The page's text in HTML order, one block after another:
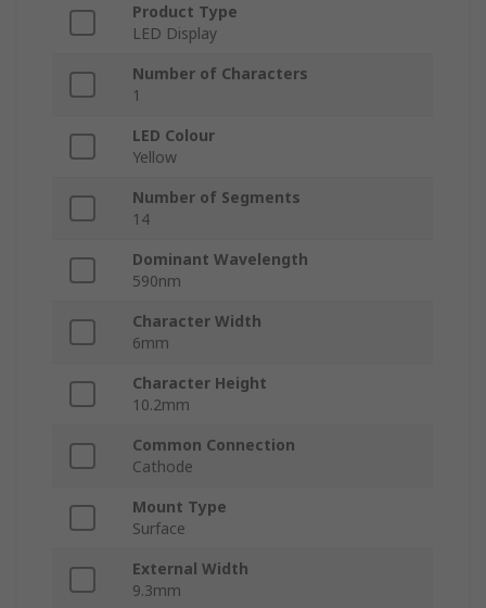
Product Type
LED Display
Number of Characters
1
LED Colour
Yellow
Number of Segments
14
Dominant Wavelength
590nm
Character Width
6mm
Character Height
10.2mm
Common Connection
Cathode
Mount Type
Surface
External Width
9.3mm